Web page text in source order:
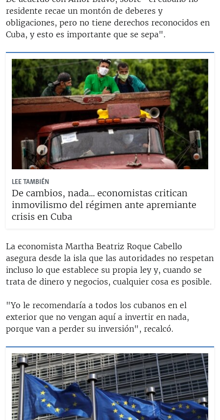
residente recae un montón de deberes y
obligaciones, pero no tiene derechos reconocidos en
Cuba, y esto es importante que se sepa".
LEE TAMBIÉN
De cambios, nada... economistas critican
inmovilismo del régimen ante apremiante
crisis en Cuba
La economista Martha Beatriz Roque Cabello
asegura desde la isla que las autoridades no respetan
incluso lo que establece su propia ley y, cuando se
trata de dinero y negocios, cualquier cosa es posible.
"Yo le recomendaría a todos los cubanos en el
exterior que no vengan aquí a invertir en nada,
porque van a perder su inversión", recalcó.